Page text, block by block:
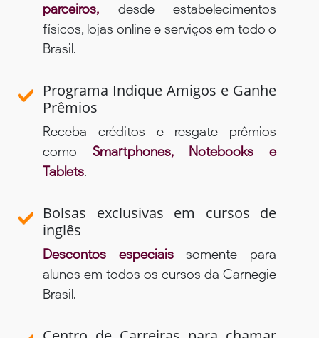
parceiros, desde estabelecimentos
físicos, lojas online e serviços em todo o
Brasil.
Programa Indique Amigos e Ganhe
Prêmios
Receba créditos e resgate prêmios
como Smartphones, Notebooks e
Tablets.
Bolsas exclusivas em cursos de
inglês
Descontos especiaissomente para
alunos em todos os cursos da Carnegie
Brasil.